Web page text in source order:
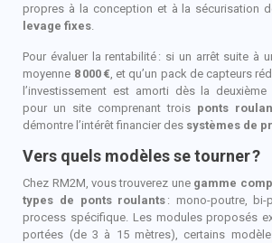
propres à la conception et à la sécurisation
levage fixes
Pour évaluer la rentabilité : si un arrêt suite à
moyenne 8 000 € , et qu’un pack de capteurs
l’investissement est amorti dès la deuxième
pour un site comprenant trois ponts
démontre l’intérêt financier des systèmes de
Vers quels modèles se tourner?
Chez RM2M, vous trouverez une gamme
types de ponts roulants : mono-poutre, bi-
process spécifique. Les modules proposés
portées (de 3 à 15 mètres), certains